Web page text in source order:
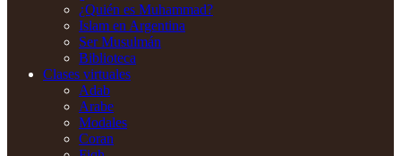
¿Quién es Muhammad?
Islam en Argentina
Ser Musulmán
Biblioteca
Clases virtuales
Adab
Arabe
Modales
Coran